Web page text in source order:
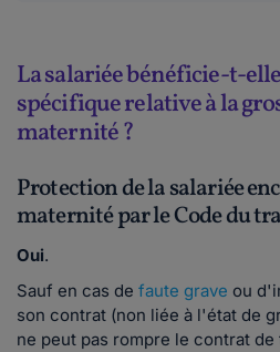
La salariée bénéficie-t-
spécifique relative à la
maternité ?
Protection de la salariée
maternité par le Code du
Oui.
Sauf en cas de faute grave ou
son contrat (non liée à l'état de
ne peut pas rompre le contrat